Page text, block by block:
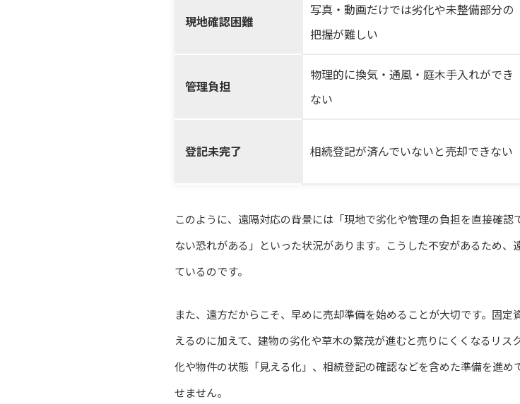
現地確認困難
写真・動画だけでは劣化や未整備部分の
把握が難しい
管理負担
物理的に換気・通風・庭木手入れができ
ない
登記未完了 相続登記が済んでいないと売却できない
このように、遠隔対応の背景には「現地で劣化や管理の負担を直接確
ない恐れがある」といった状況があります。こうした不安があるため
ているのです。
また、遠方だからこそ、早めに売却準備を始めることが大切です。固
えるのに加えて、建物の劣化や草木の繁茂が進むと売りにくくなるリ
化や物件の状態「見える化」、相続登記の確認などを含めた準備を進
せません。